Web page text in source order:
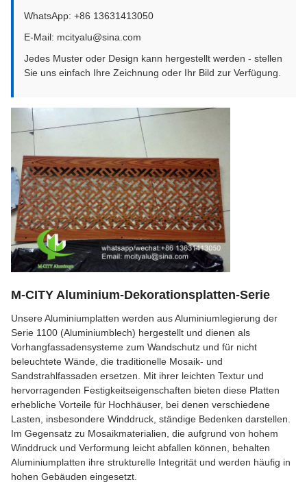
WhatsApp: +86 13631413050
E-Mail: mcityalu@sina.com
Jedes Muster oder Design kann hergestellt werden - stellen
Sie uns einfach Ihre Zeichnung oder Ihr Bild zur Verfügung.
M-CITY Aluminium-Dekorationsplatten-Serie
Unsere Aluminiumplatten werden aus Aluminiumlegierung der
Serie 1100 (Aluminiumblech) hergestellt und dienen als
Vorhangfassadensysteme zum Wandschutz und für nicht
beleuchtete Wände, die traditionelle Mosaik- und
Sandstrahlfassaden ersetzen. Mit ihrer leichten Textur und
hervorragenden Festigkeitseigenschaften bieten diese Platten
erhebliche Vorteile für Hochhäuser, bei denen verschiedene
Lasten, insbesondere Winddruck, ständige Bedenken darstellen.
Im Gegensatz zu Mosaikmaterialien, die aufgrund von hohem
Winddruck und Verformung leicht abfallen können, behalten
Aluminiumplatten ihre strukturelle Integrität und werden häufig in
hohen Gebäuden eingesetzt.